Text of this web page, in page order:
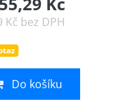
Kč bez DPH
Do košíku